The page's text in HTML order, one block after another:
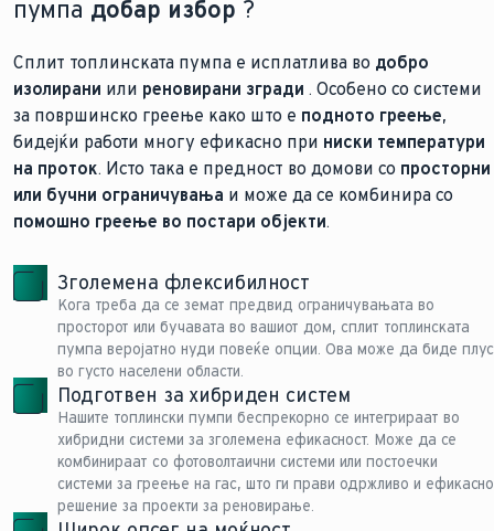
пумпа добар избор ?
Сплит топлинската пумпа е исплатлива во добро
изолирани или реновирани згради . Особено со системи
за површинско греење како што е подното греење,
бидејќи работи многу ефикасно при ниски температури
на проток. Исто така е предност во домови со просторни
или бучни ограничувања и може да се комбинира со
помошно греење во постари објекти.
Зголемена флексибилност
Кога треба да се земат предвид ограничувањата во
просторот или бучавата во вашиот дом, сплит топлинската
пумпа веројатно нуди повеќе опции. Ова може да биде плус
во густо населени области.
Подготвен за хибриден систем
Нашите топлински пумпи беспрекорно се интегрираат во
хибридни системи за зголемена ефикасност. Може да се
комбинираат со фотоволтаични системи или постоечки
системи за греење на гас, што ги прави одржливо и ефикасно
решение за проекти за реновирање.